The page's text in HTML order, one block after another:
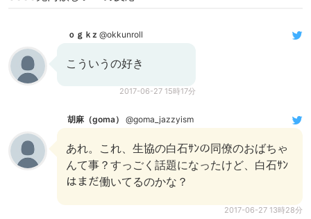
ｏｇｋz @okkunroll
こういうの好き
2017-06-27 15時17分
胡麻（goma） @goma_jazzyism
あれ。これ、生協の白石ｻﾝの同僚のおばちゃ
んて事？すっごく話題になったけど、白石ｻﾝ
はまだ働いてるのかな？
2017-06-27 13時28分